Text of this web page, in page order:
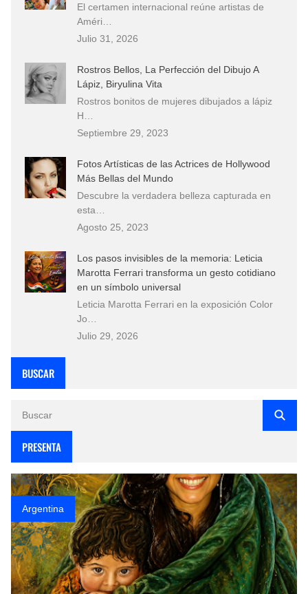
El certamen internacional reúne artistas de
Améri…
Julio 31, 2026
Rostros Bellos, La Perfección del Dibujo A
Lápiz, Biryulina Vita
Rostros bonitos de mujeres dibujados a lápiz
H…
Septiembre 29, 2023
Fotos Artísticas de las Actrices de Hollywood
Más Bellas del Mundo
Descubre la verdadera belleza capturada en
esta…
Agosto 25, 2023
Los pasos invisibles de la memoria: Leticia
Marotta Ferrari transforma un gesto cotidiano
en un símbolo universal
Leticia Marotta Ferrari en la exposición Color
Jo…
Julio 29, 2026
BUSCAR
PRESENTA
Argentina